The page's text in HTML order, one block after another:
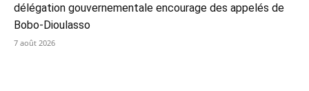
délégation gouvernementale encourage des appelés de
Bobo-Dioulasso
7 août 2026